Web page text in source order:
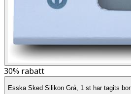
30% rabatt
Esska Sked Silikon Grå, 1 st har tagits